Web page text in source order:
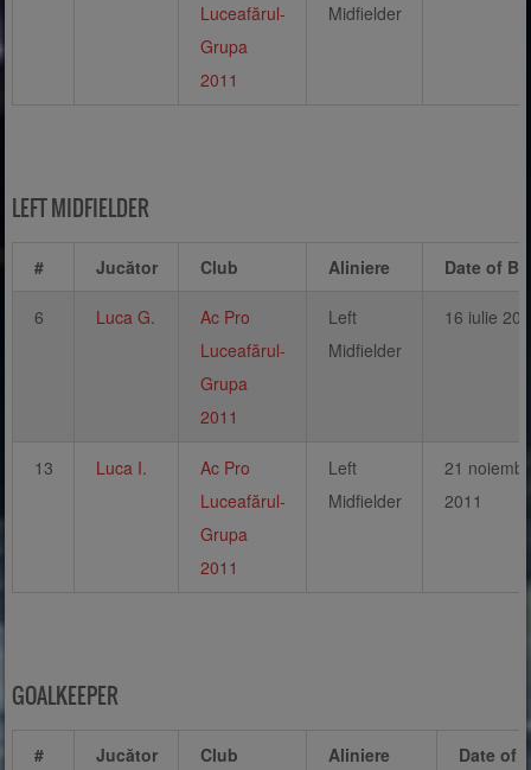
Luceafărul-
Grupa
2011
Midfielder
LEFT MIDFIELDER
# Jucător Club Aliniere Date of
6 Luca G.
Ac Pro
Luceafărul-
Grupa
2011
Left
Midfielder
16 iulie
13 Luca I.
Ac Pro
Luceafărul-
Grupa
2011
Left
Midfielder
21
2011
GOALKEEPER
# Jucător Club Aliniere Date of